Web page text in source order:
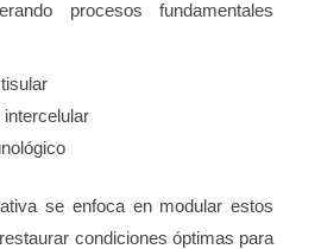
procesos fundamentales
se enfoca en modular estos
condiciones óptimas para